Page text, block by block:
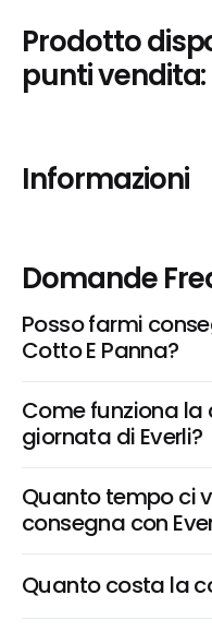
Prodotto
punti vendita:
Informazioni
Domande
Posso farmi
Cotto E Panna?
Come funziona la
giornata di Everli?
Quanto tempo ci
consegna con
Quanto costa la